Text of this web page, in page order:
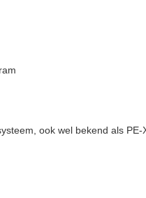
ook wel bekend als